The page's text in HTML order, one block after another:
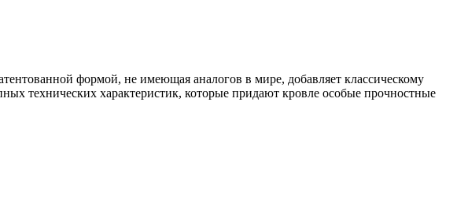
формой, не имеющая аналогов в мире, добавляет классическому
технических характеристик, которые придают кровле особые прочностные